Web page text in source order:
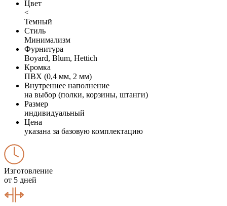
Цвет
<
Темный
Стиль
Минимализм
Фурнитура
Boyard, Blum, Hettich
Кромка
ПВХ (0,4 мм, 2 мм)
Внутреннее наполнение
на выбор (полки, корзины, штанги)
Размер
индивидуальный
Цена
указана за базовую комплектацию
Изготовление
от 5 дней